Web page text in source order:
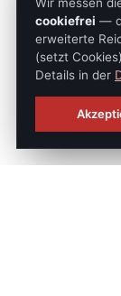
cookiefrei —
erweiterte
(setzt
Details in der